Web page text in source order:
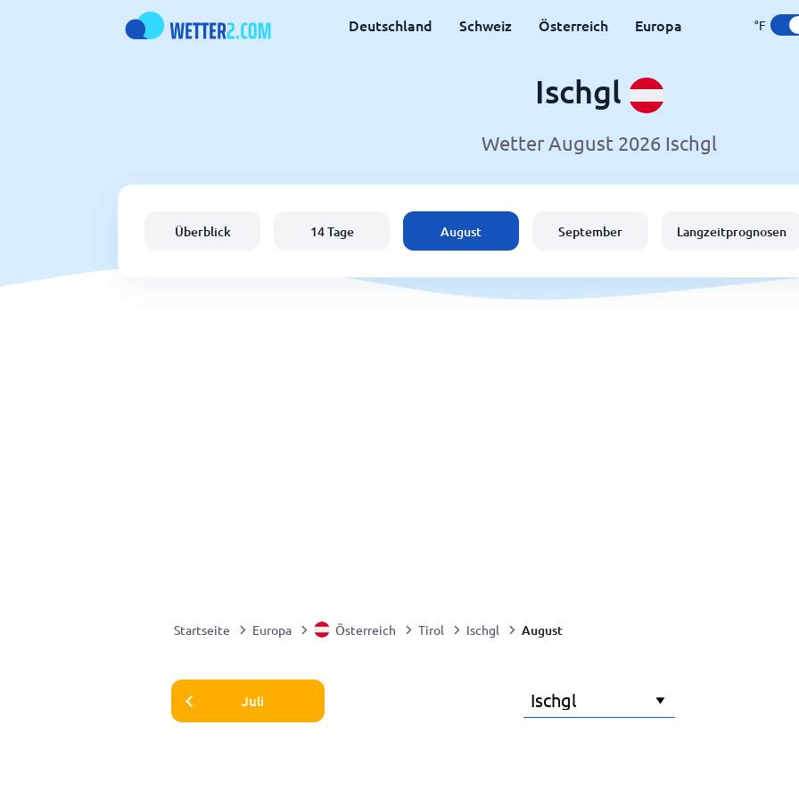
Deutschland Schweiz Österreich Europa °F
Ischgl
Wetter August 2026 Ischgl
Überblick 14 Tage August September Langzeitprognosen
Startseite Europa Österreich Tirol Ischgl August
Juli